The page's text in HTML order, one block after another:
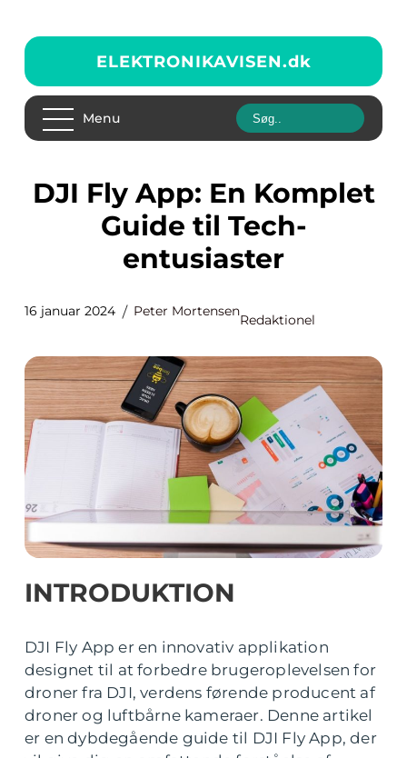
ELEKTRONIKAVISEN.dk
Menu
DJI Fly App: En Komplet
Guide til Tech-
entusiaster
16 januar 2024 Peter Mortensen
Redaktionel
INTRODUKTION
DJI Fly App er en innovativ applikation
designet til at forbedre brugeroplevelsen for
droner fra DJI, verdens førende producent af
droner og luftbårne kameraer. Denne artikel
er en dybdegående guide til DJI Fly App, der